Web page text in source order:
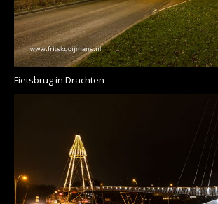
Fietsbrug in Drachten